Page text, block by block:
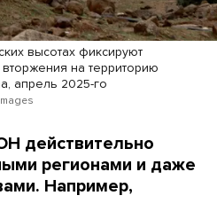
высотах фиксируют
на территорию
апрель 2025-го
действительно
регионами и даже
Например,